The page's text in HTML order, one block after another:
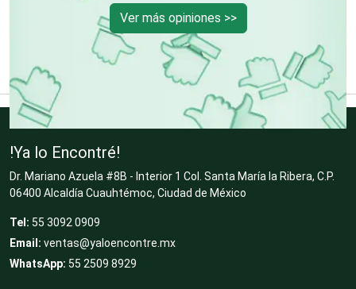
Desarrollo de Software
Desperdicios Industriales
Dulcerías
Ver más opiniones >>
!Ya lo Encontré!
Dr. Mariano Azuela #8B - Interior 1 Col. Santa María la Ribera, C.P.
06400 Alcaldía Cuauhtémoc, Ciudad de México
Tel: 55 3092 0909
Email: ventas@yaloencontre.mx
WhatsApp: 55 2509 8929